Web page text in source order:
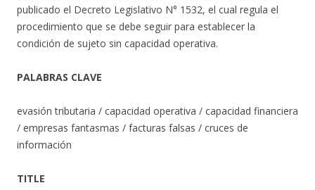
publicado el Decreto Legislativo N° 1532, el cual regula el
procedimiento que se debe seguir para establecer la
condición de sujeto sin capacidad operativa.
PALABRAS CLAVE
evasión tributaria / capacidad operativa / capacidad financiera
/ empresas fantasmas / facturas falsas / cruces de
información
TITLE